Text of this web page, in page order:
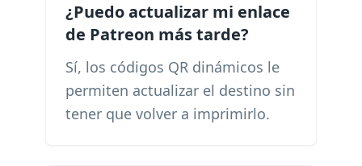
¿Puedo actualizar mi enlace
de Patreon más tarde?
Sí, los códigos QR dinámicos le
permiten actualizar el destino sin
tener que volver a imprimirlo.